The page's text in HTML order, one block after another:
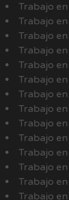
Trabajo
Trabajo
Trabajo
Trabajo
Trabajo
Trabajo
Trabajo
Trabajo
Trabajo
Trabajo
Trabajo
Trabajo
Trabajo
Trabajo